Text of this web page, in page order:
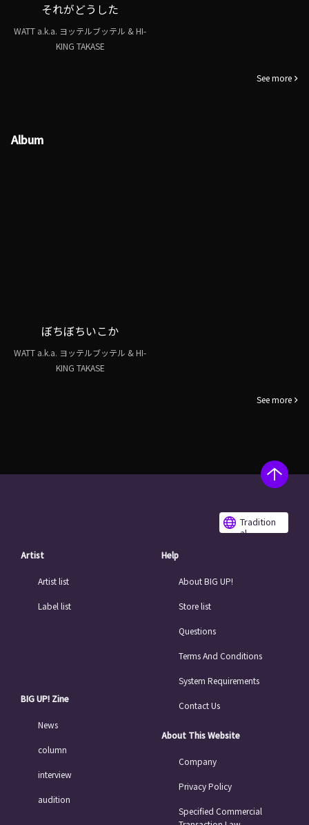
それがどうした
WATT a.k.a. ヨッテルブッテル & HI-
KING TAKASE
See more
Album
ぼちぼちいこか
WATT a.k.a. ヨッテルブッテル & HI-
KING TAKASE
See more
Tradition
al
Artist
Artist list
Label list
BIG UP! Zine
News
column
interview
audition
Help
About BIG UP!
Store list
Questions
Terms And Conditions
System Requirements
Contact Us
About This Website
Company
Privacy Policy
Specified Commercial